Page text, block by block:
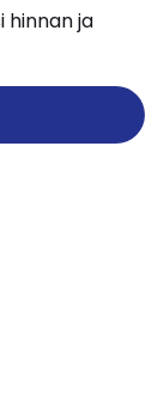
hinnan ja